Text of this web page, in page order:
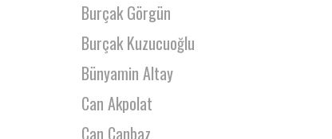
Burçak Görgün
Burçak Kuzucuoğlu
Bünyamin Altay
Can Akpolat
Can Canbaz